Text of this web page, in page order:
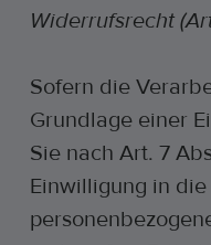
Widerrufsrecht
Sofern die
Grundlage einer
Sie nach Art. 7
Einwilligung in